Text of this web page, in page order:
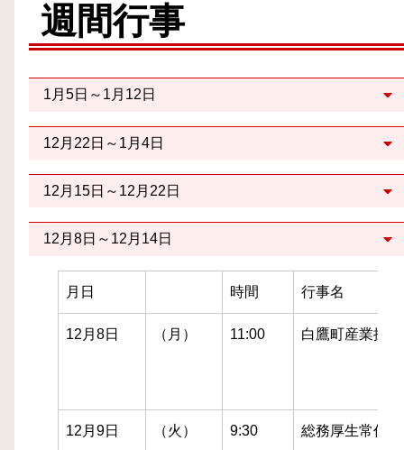
週間行事
1月5日～1月12日
12月22日～1月4日
12月15日～12月22日
12月8日～12月14日
月日 時間 行事名
12月8日 （月） 11:00 白鷹町産業振
12月9日 （火） 9:30 総務厚生常任